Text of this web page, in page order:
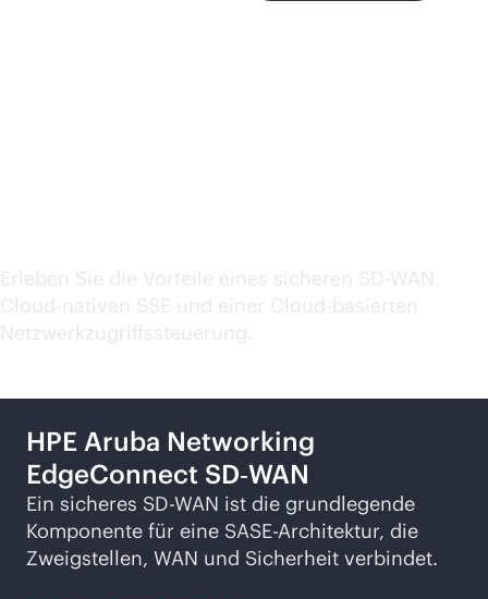
Erleben Sie die Vorteile eines sicheren SD-WAN,
Cloud-nativen SSE und einer Cloud-basierten
Netzwerkzugriffssteuerung.
HPE Aruba Networking
EdgeConnect SD‑WAN
Ein sicheres SD-WAN ist die grundlegende
Komponente für eine SASE-Architektur, die
Zweigstellen, WAN und Sicherheit verbindet.